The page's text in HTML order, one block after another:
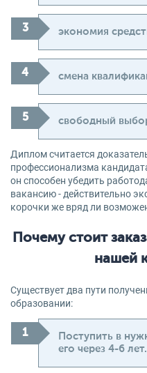
экономия
смена
свободный
Диплом считается
профессионализма
он способен убедить
вакансию - действительно
корочки же вряд ли
Почему стоит
нашей
Существует два пути
образовании:
Поступить в
его через 4-6 лет.